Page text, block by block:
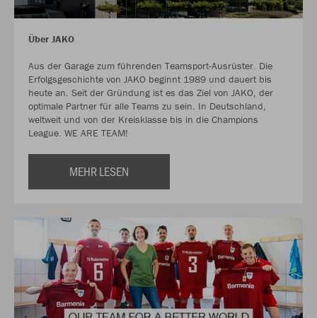
Über JAKO
Aus der Garage zum führenden Teamsport-Ausrüster. Die
Erfolgsgeschichte von JAKO beginnt 1989 und dauert bis
heute an. Seit der Gründung ist es das Ziel von JAKO, der
optimale Partner für alle Teams zu sein. In Deutschland,
weltweit und von der Kreisklasse bis in die Champions
League. WE ARE TEAM!
MEHR LESEN